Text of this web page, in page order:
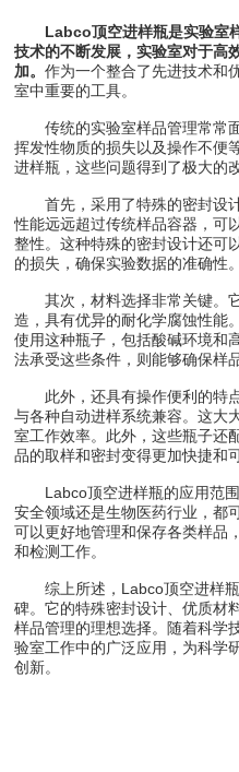
Labco顶空进样瓶是实验室
技术的不断发展，实验室对于高
加。作为一个整合了先进技术和
室中重要的工具。
传统的实验室样品管理常常
挥发性物质的损失以及操作不便
进样瓶，这些问题得到了极大的
首先，采用了特殊的密封设
性能远远超过传统样品容器，可
整性。这种特殊的密封设计还可
的损失，确保实验数据的准确性。
其次，材料选择非常关键。它
造，具有优异的耐化学腐蚀性能
使用这种瓶子，包括酸碱环境和
法承受这些条件，则能够确保样
此外，还具有操作便利的特点
与各种自动进样系统兼容。这大
室工作效率。此外，这些瓶子还
品的取样和密封变得更加快捷和
Labco顶空进样瓶的应用范围
安全领域还是生物医药行业，都
可以更好地管理和保存各类样品
和检测工作。
综上所述，Labco顶空进样瓶
碑。它的特殊密封设计、优质材
样品管理的理想选择。随着科学
验室工作中的广泛应用，为科学
创新。